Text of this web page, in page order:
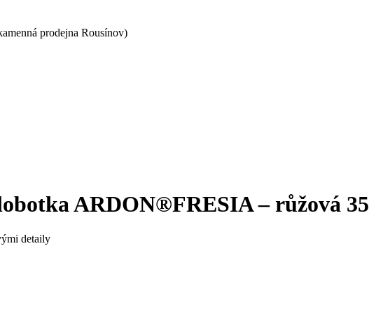
prodejna Rousínov)
ARDON®FRESIA – růžová 35
detaily